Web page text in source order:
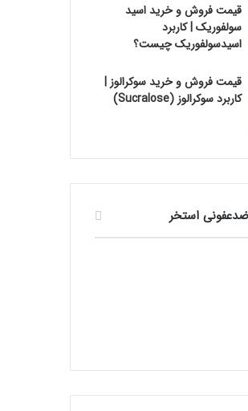
قیمت فروش و خرید اسید
سولفوریک | کاربرد
اسیدسولفوریک چیست؟
قیمت فروش و خرید سوکرالوز |
کاربرد سوکرالوز (Sucralose)
ضدعفونی استخر